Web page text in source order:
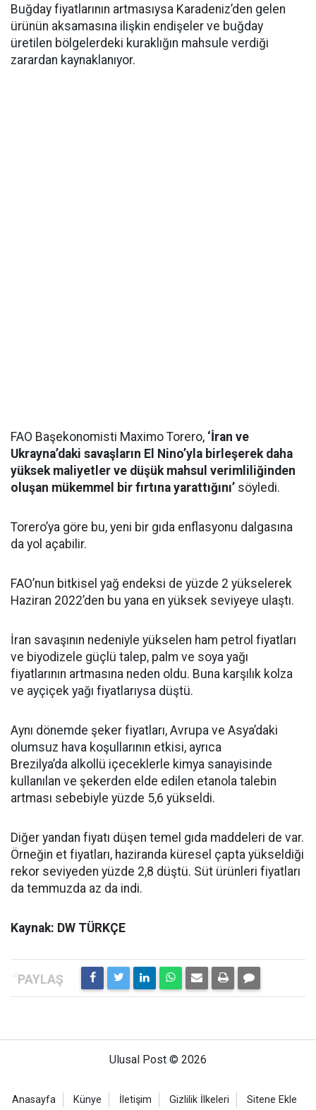
Buğday fiyatlarının artmasıysa Karadeniz’den gelen
ürünün aksamasına ilişkin endişeler ve buğday
üretilen bölgelerdeki kuraklığın mahsule verdiği
zarardan kaynaklanıyor.
FAO Başekonomisti Maximo Torero, ‘İran ve
Ukrayna’daki savaşların El Nino’yla birleşerek daha
yüksek maliyetler ve düşük mahsul verimliliğinden
oluşan mükemmel bir fırtına yarattığını’ söyledi.
Torero’ya göre bu, yeni bir gıda enflasyonu dalgasına
da yol açabilir.
FAO’nun bitkisel yağ endeksi de yüzde 2 yükselerek
Haziran 2022’den bu yana en yüksek seviyeye ulaştı.
İran savaşının nedeniyle yükselen ham petrol fiyatları
ve biyodizele güçlü talep, palm ve soya yağı
fiyatlarının artmasına neden oldu. Buna karşılık kolza
ve ayçiçek yağı fiyatlarıysa düştü.
Aynı dönemde şeker fiyatları, Avrupa ve Asya’daki
olumsuz hava koşullarının etkisi, ayrıca
Brezilya’da alkollü içeceklerle kimya sanayisinde
kullanılan ve şekerden elde edilen etanola talebin
artması sebebiyle yüzde 5,6 yükseldi.
Diğer yandan fiyatı düşen temel gıda maddeleri de var.
Örneğin et fiyatları, haziranda küresel çapta yükseldiği
rekor seviyeden yüzde 2,8 düştü. Süt ürünleri fiyatları
da temmuzda az da indi.
Kaynak: DW TÜRKÇE
Ulusal Post © 2026
Anasayfa Künye İletişim Gizlilik İlkeleri Sitene Ekle